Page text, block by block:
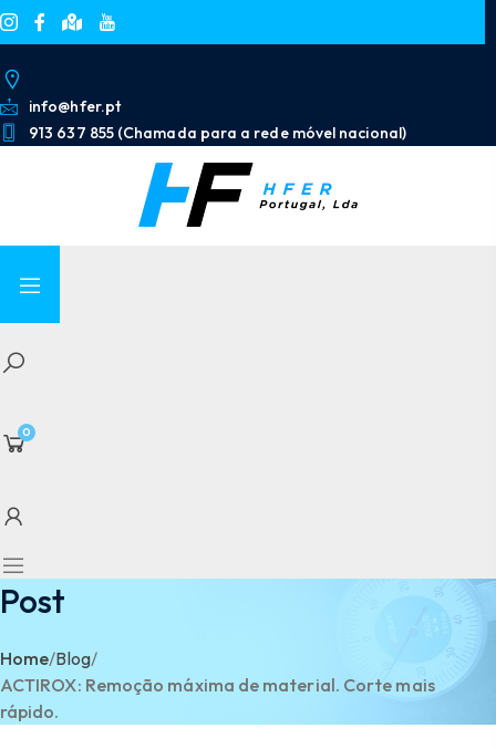
info@hfer.pt
913 637 855 (Chamada para a rede móvel nacional)
0
Post
Home/Blog/
ACTIROX: Remoção máxima de material. Corte mais
rápido.